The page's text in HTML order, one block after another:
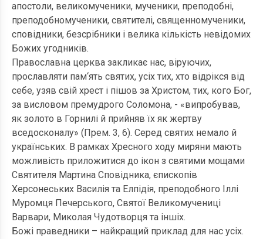
апостоли, великомученики, мученики, преподобні,
преподобномученики, святителі, священномученики,
сповідники, безсрібники і велика кількість невідомих
Божих угодників.
Православна церква закликає нас, віруючих,
прославляти пам‘ять святих, усіх тих, хто відрікся від
себе, узяв свій хрест і пішов за Христом, тих, кого Бог,
за висловом премудрого Соломона, - «випробував,
як золото в Горнилі й прийняв їх як жертву
вседосконалу» (Прем. 3, 6). Серед святих немало й
українських. В рамках Хресного ходу миряни мають
можливість приложитися до ікон з святими мощами
Святителя Мартина Сповідника, єпископів
Херсонеських Василія та Елпідія, преподобного Іллі
Муромця Печерського, Святої Великомучениці
Варвари, Миколая Чудотворця та іншіх.
Божі праведники – найкращий приклад для нас усіх.